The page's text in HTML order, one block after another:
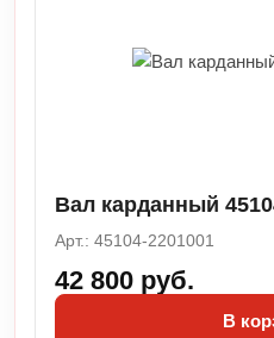
Вал карданный
Арт.: 45104-2201001
42 800 руб.
В